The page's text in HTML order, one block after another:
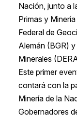
Nación, junto a
Primas y
Federal de
Alemán (BGR)
Minerales
Este primer
contará con la
Minería de la
Gobernadores